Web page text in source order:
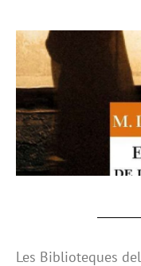
Les Biblioteques